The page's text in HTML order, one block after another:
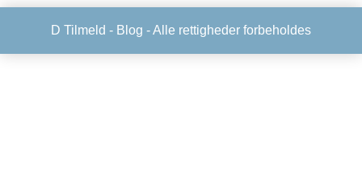
D Tilmeld - Blog - Alle rettigheder forbeholdes